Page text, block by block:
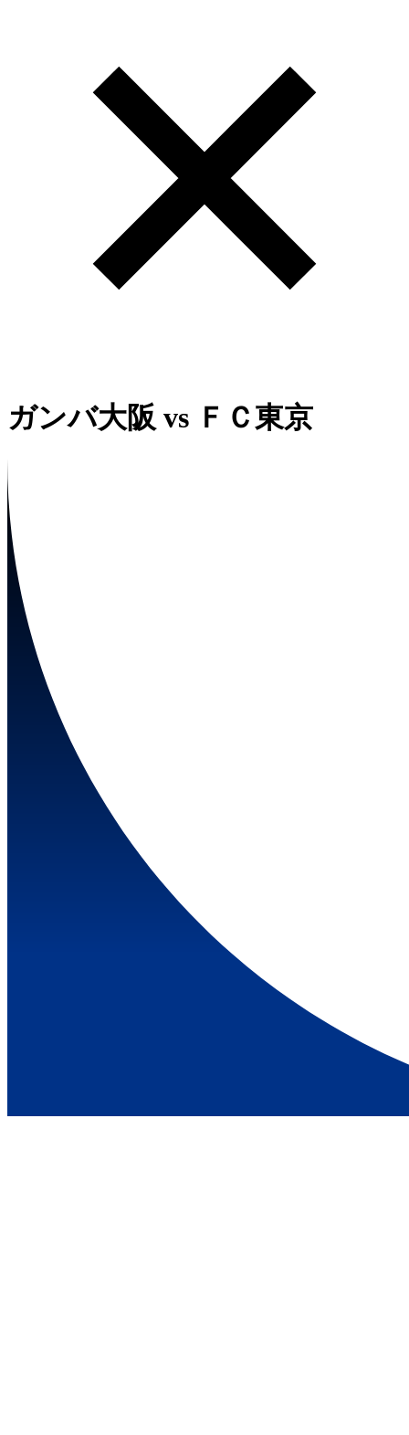
ガンバ大阪 vs ＦＣ東京